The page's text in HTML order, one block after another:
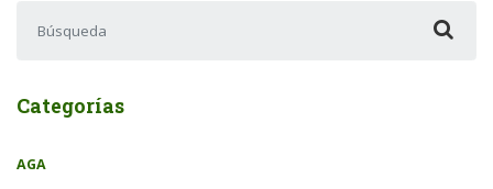
Categorías
AGA